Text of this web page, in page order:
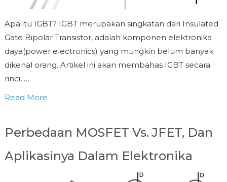
Apa itu IGBT? IGBT merupakan singkatan dari Insulated
Gate Bipolar Transistor, adalah komponen elektronika
daya(power electronics) yang mungkin belum banyak
dikenal orang. Artikel ini akan membahas IGBT secara
rinci, …
Read More
Perbedaan MOSFET Vs. JFET, Dan
Aplikasinya Dalam Elektronika